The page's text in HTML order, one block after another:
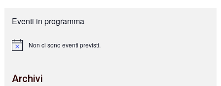
Eventi in programma
N
c
Non ci sono eventi previsti.
Archivi